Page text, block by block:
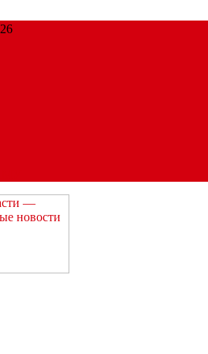
дня в Тульской области на сайте